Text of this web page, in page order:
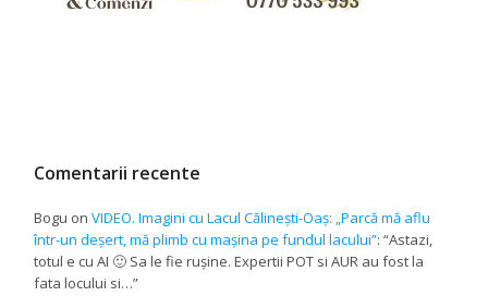
Comentarii recente
Bogu onVIDEO. Imagini cu Lacul Călinești-Oaș: „Parcă mă aflu
într-un deșert, mă plimb cu mașina pe fundul lacului”: “Astazi,
totul e cu AI 🙂 Sa le fie rușine. Expertii POT si AUR au fost la
fata locului si…”